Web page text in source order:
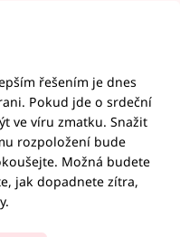
řešením je dnes
Pokud jde o srdeční
ve víru zmatku. Snažit
rozpoložení bude
Možná budete
jak dopadnete zítra,